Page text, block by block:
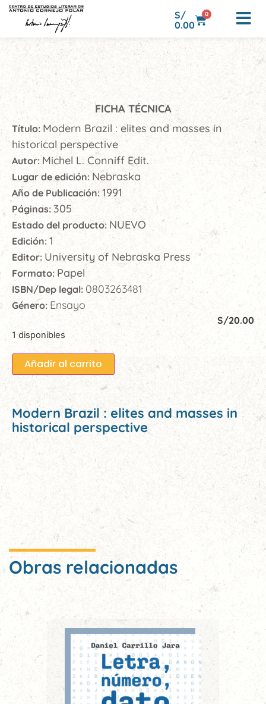
S/
0.00
0
FICHA TÉCNICA
Título: Modern Brazil : elites and masses in
historical perspective
Autor: Michel L. Conniff Edit.
Lugar de edición: Nebraska
Año de Publicación:1991
Páginas: 305
Estado del producto: NUEVO
Edición: 1
Editor: University of Nebraska Press
Formato: Papel
ISBN/Dep legal: 0803263481
Género: Ensayo
S/20.00
1 disponibles
Añadir al carrito
Modern Brazil : elites and masses in
historical perspective
Obras relacionadas